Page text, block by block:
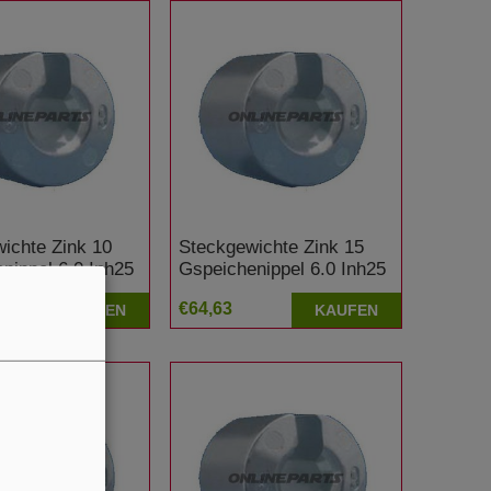
Zink 10
6.0 Inh25
KAUFEN
Steckgewichte Zink 15
Gspeichenippel 6.0 Inh25
€64,63 KAUFEN